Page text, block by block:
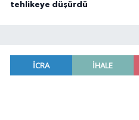
tehlikeye düşürdü